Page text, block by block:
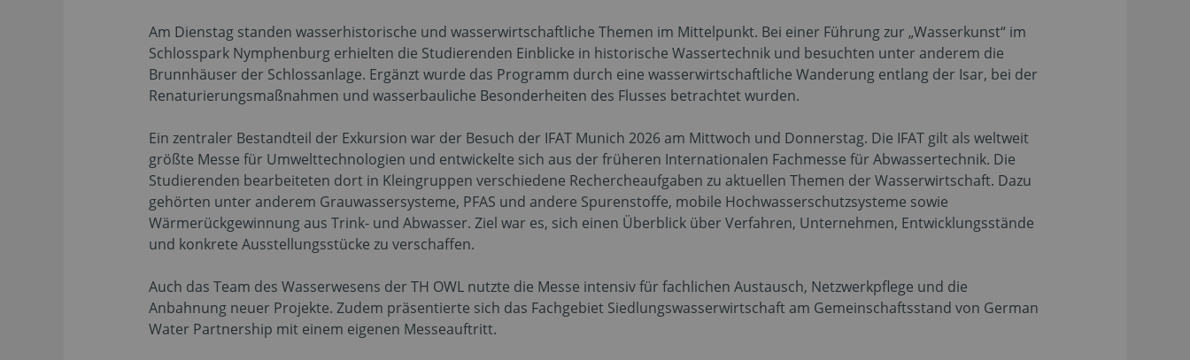
Am Dienstag standen wasserhistorische und wasserwirtschaftliche Themen im Mittelpunkt. Bei einer Führung zur „Wasserkunst“ im
Schlosspark Nymphenburg erhielten die Studierenden Einblicke in historische Wassertechnik und besuchten unter anderem die
Brunnhäuser der Schlossanlage. Ergänzt wurde das Programm durch eine wasserwirtschaftliche Wanderung entlang der Isar, bei der
Renaturierungsmaßnahmen und wasserbauliche Besonderheiten des Flusses betrachtet wurden.
Ein zentraler Bestandteil der Exkursion war der Besuch der IFAT Munich 2026 am Mittwoch und Donnerstag. Die IFAT gilt als weltweit
größte Messe für Umwelttechnologien und entwickelte sich aus der früheren Internationalen Fachmesse für Abwassertechnik. Die
Studierenden bearbeiteten dort in Kleingruppen verschiedene Rechercheaufgaben zu aktuellen Themen der Wasserwirtschaft. Dazu
gehörten unter anderem Grauwassersysteme, PFAS und andere Spurenstoffe, mobile Hochwasserschutzsysteme sowie
Wärmerückgewinnung aus Trink- und Abwasser. Ziel war es, sich einen Überblick über Verfahren, Unternehmen, Entwicklungsstände
und konkrete Ausstellungsstücke zu verschaffen.
Auch das Team des Wasserwesens der TH OWL nutzte die Messe intensiv für fachlichen Austausch, Netzwerkpflege und die
Anbahnung neuer Projekte. Zudem präsentierte sich das Fachgebiet Siedlungswasserwirtschaft am Gemeinschaftsstand von German
Water Partnership mit einem eigenen Messeauftritt.